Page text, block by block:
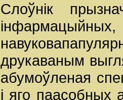
Слоўнік
друкаваным
абумоўленая
і яго паасобных